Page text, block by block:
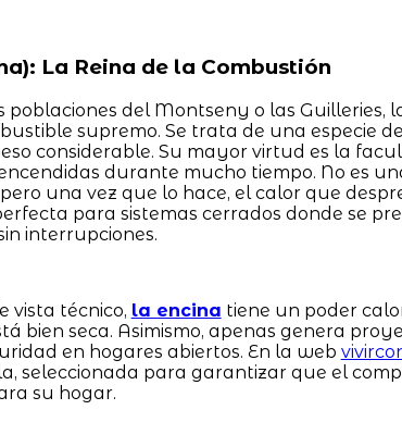
La Reina de la Combustión
poblaciones del Montseny o las Guilleries,
supremo. Se trata de una especie
considerable. Su mayor virtud es la
durante mucho tiempo. No es
una vez que lo hace, el calor que
para sistemas cerrados donde se
interrupciones.
vista técnico, la encina tiene un poder
bien seca. Asimismo, apenas genera
en hogares abiertos. En la web
seleccionada para garantizar que el
su hogar.